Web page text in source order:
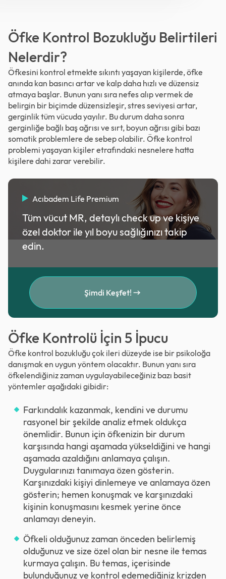
Öfke Kontrol Bozukluğu Belirtileri
Nelerdir?
Öfkesini kontrol etmekte sıkıntı yaşayan kişilerde, öfke
anında kan basıncı artar ve kalp daha hızlı ve düzensiz
atmaya başlar. Bunun yanı sıra nefes alıp vermek de
belirgin bir biçimde düzensizleşir, stres seviyesi artar,
gerginlik tüm vücuda yayılır. Bu durum daha sonra
gerginliğe bağlı baş ağrısı ve sırt, boyun ağrısı gibi bazı
somatik problemlere de sebep olabilir. Öfke kontrol
problemi yaşayan kişiler etrafındaki nesnelere hatta
kişilere dahi zarar verebilir.
Acıbadem Life Premium
Tüm vücut MR, detaylı check up ve kişiye
özel doktor ile yıl boyu sağlığınızı takip
edin.
Şimdi Keşfet!
Öfke Kontrolü İçin 5 İpucu
Öfke kontrol bozukluğu çok ileri düzeyde ise bir psikoloğa
danışmak en uygun yöntem olacaktır. Bunun yanı sıra
öfkelendiğiniz zaman uygulayabileceğiniz bazı basit
yöntemler aşağıdaki gibidir:
Farkındalık kazanmak, kendini ve durumu
rasyonel bir şekilde analiz etmek oldukça
önemlidir. Bunun için öfkenizin bir durum
karşısında hangi aşamada yükseldiğini ve hangi
aşamada azaldığını anlamaya çalışın.
Duygularınızı tanımaya özen gösterin.
Karşınızdaki kişiyi dinlemeye ve anlamaya özen
gösterin; hemen konuşmak ve karşınızdaki
kişinin konuşmasını kesmek yerine önce
anlamayı deneyin.
Öfkeli olduğunuz zaman önceden belirlemiş
olduğunuz ve size özel olan bir nesne ile temas
kurmaya çalışın. Bu temas, içerisinde
bulunduğunuz ve kontrol edemediğiniz krizden